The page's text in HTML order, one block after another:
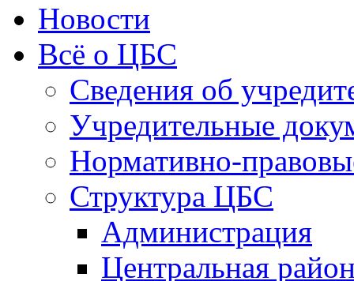
Новости
Всё о ЦБС
Сведения об
Учредительные
Нормативно-
Структура ЦБС
Администрация
Центральная